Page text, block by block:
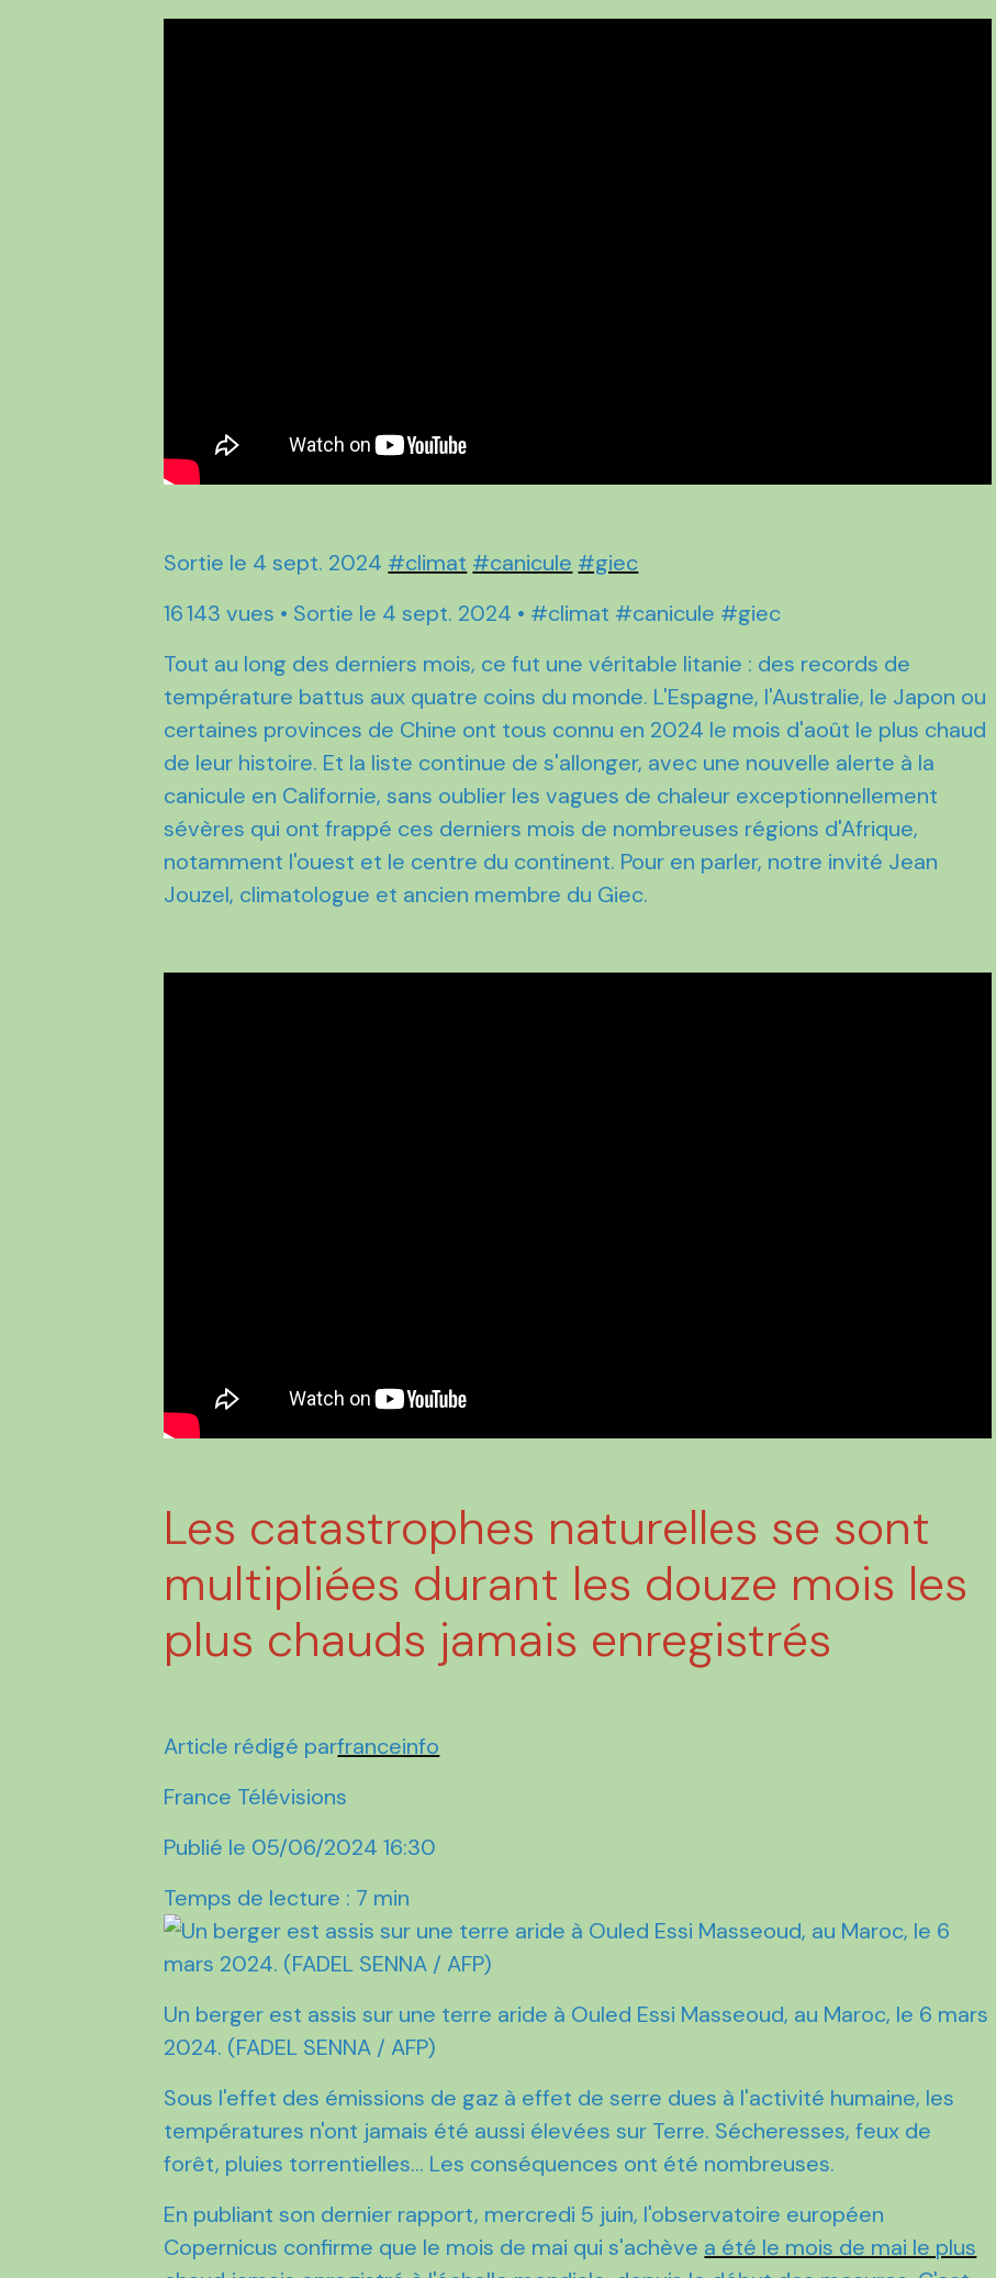
Sortie le 4 sept. 2024 #climat #canicule #giec
16 143 vues • Sortie le 4 sept. 2024 • #climat #canicule #giec
Tout au long des derniers mois, ce fut une véritable litanie : des records de
température battus aux quatre coins du monde. L'Espagne, l'Australie, le Japon ou
certaines provinces de Chine ont tous connu en 2024 le mois d'août le plus chaud
de leur histoire. Et la liste continue de s'allonger, avec une nouvelle alerte à la
canicule en Californie, sans oublier les vagues de chaleur exceptionnellement
sévères qui ont frappé ces derniers mois de nombreuses régions d'Afrique,
notamment l'ouest et le centre du continent. Pour en parler, notre invité Jean
Jouzel, climatologue et ancien membre du Giec.
Les catastrophes naturelles se sont
multipliées durant les douze mois les
plus chauds jamais enregistrés
Article rédigé parfranceinfo
France Télévisions
Publié le 05/06/2024 16:30
Temps de lecture : 7 min
Un berger est assis sur une terre aride à Ouled Essi Masseoud, au Maroc, le 6 mars
2024. (FADEL SENNA / AFP)
Sous l'effet des émissions de gaz à effet de serre dues à l'activité humaine, les
températures n'ont jamais été aussi élevées sur Terre. Sécheresses, feux de
forêt, pluies torrentielles... Les conséquences ont été nombreuses.
En publiant son dernier rapport, mercredi 5 juin, l'observatoire européen
Copernicus confirme que le mois de mai qui s'achève a été le mois de mai le plus